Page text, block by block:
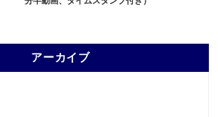
アーカイブ